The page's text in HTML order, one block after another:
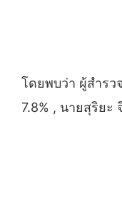
โดยพบว่า ผู้สำร
7.8% , นายสุริยะ